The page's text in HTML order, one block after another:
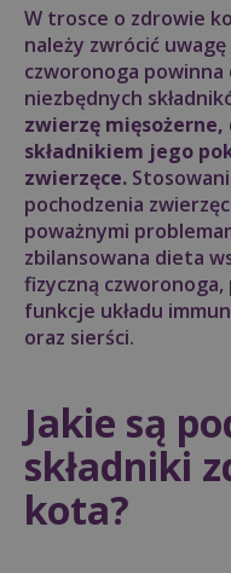
W trosce o zdrowie
należy zwrócić
czworonoga
niezbędnych
zwierzę
składnikiem jego
zwierzęce.
pochodzenia
poważnymi
zbilansowana dieta
fizyczną
funkcje układu
oraz sierści.
Jakie są
składniki
kota?